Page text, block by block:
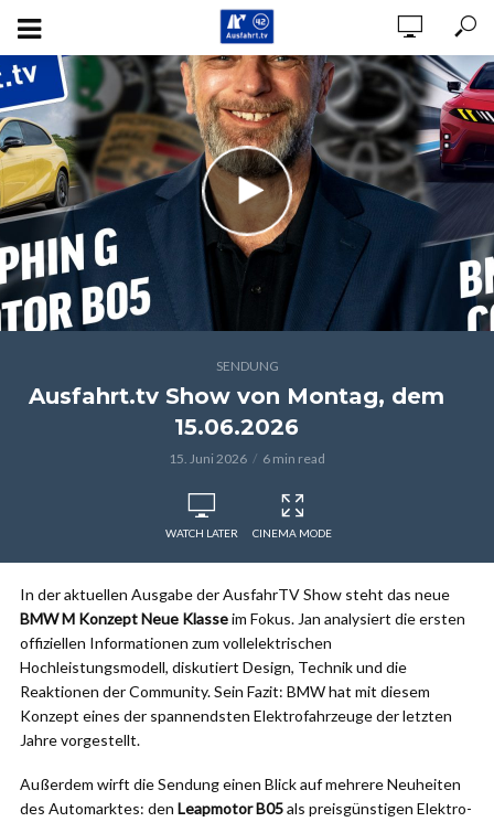
SENDUNG
Ausfahrt.tv Show von Montag, dem
15.06.2026
15. Juni 2026 6 min read
WATCH LATER CINEMA MODE
In der aktuellen Ausgabe der AusfahrTV Show steht das neue
BMW M Konzept Neue Klasseim Fokus. Jan analysiert die ersten
offiziellen Informationen zum vollelektrischen
Hochleistungsmodell, diskutiert Design, Technik und die
Reaktionen der Community. Sein Fazit: BMW hat mit diesem
Konzept eines der spannendsten Elektrofahrzeuge der letzten
Jahre vorgestellt.
Außerdem wirft die Sendung einen Blick auf mehrere Neuheiten
des Automarktes: den Leapmotor B05als preisgünstigen Elektro-